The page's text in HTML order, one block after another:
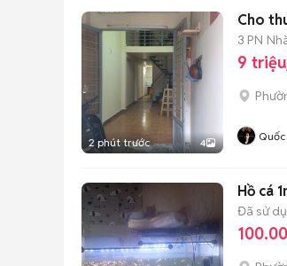
2 phút trước 4
Cho
3 PN
9
Quốc
Hồ cá
Đã sử